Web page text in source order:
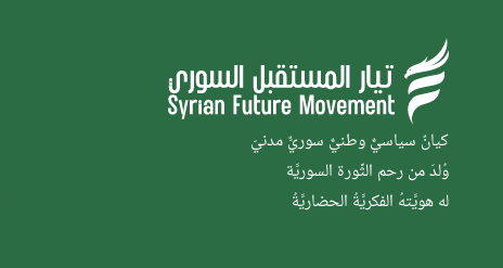
كيانٌ سياسيٌّ وطنيٌّ سوريٌّ مدنيّ
وُلدَ من رحم الثَّورة السوريَّة
له هويَّتهُ الفكريَّةُ الحضاريَّةُ